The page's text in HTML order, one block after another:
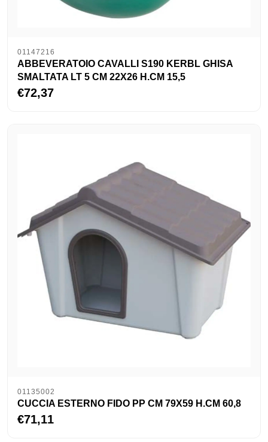
01147216
ABBEVERATOIO CAVALLI S190 KERBL GHISA
SMALTATA LT 5 CM 22X26 H.CM 15,5
€72,37
01135002
CUCCIA ESTERNO FIDO PP CM 79X59 H.CM 60,8
€71,11